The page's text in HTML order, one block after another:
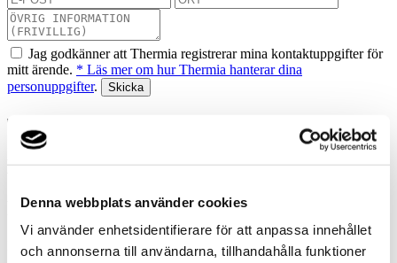
Denna webbplats använder cookies
Vi använder enhetsidentifierare för att anpassa innehållet
och annonserna till användarna, tillhandahålla funktioner
Jag godkänner att Thermia registrerar mina kontaktuppgifter för
mitt ärende. * Läs mer om hur Thermia hanterar dina
personuppgifter.
Tack! Vi återkommer snarast.
Misslyckades
Ring oss
Ring oss om du har några frågor!